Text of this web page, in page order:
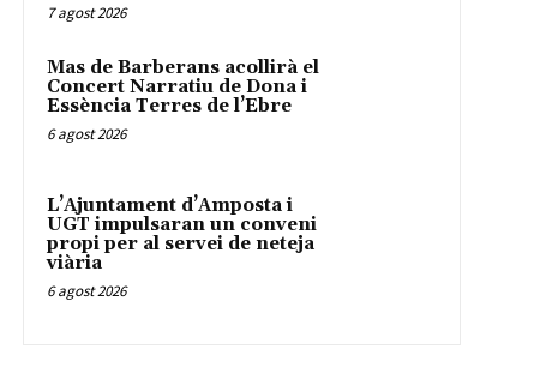
7 agost 2026
Mas de Barberans acollirà el
Concert Narratiu de Dona i
Essència Terres de l’Ebre
6 agost 2026
L’Ajuntament d’Amposta i
UGT impulsaran un conveni
propi per al servei de neteja
viària
6 agost 2026